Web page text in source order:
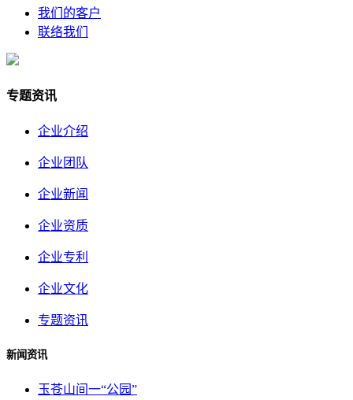
我们的客户
联络我们
专题资讯
企业介绍
企业团队
企业新闻
企业资质
企业专利
企业文化
专题资讯
新闻资讯
玉苍山间一“公园”